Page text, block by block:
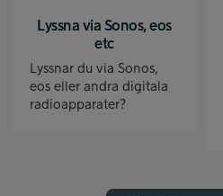
Lyssna via Sonos, eos
etc
Lyssnar du via Sonos,
eos eller andra digitala
radioapparater?